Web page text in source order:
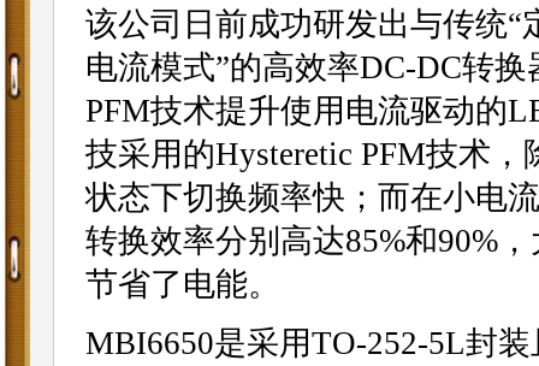
该公司日前成功研发出与传统“
电流模式”的高效率DC-DC转
PFM技术提升使用电流驱动的
技采用的Hysteretic PFM技术
状态下切换频率快；而在小电
转换效率分别高达85%和90%
节省了电能。
MBI6650是采用TO-252-5L封